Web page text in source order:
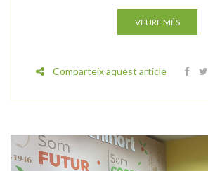
VEURE MÉS
Comparteix aquest article